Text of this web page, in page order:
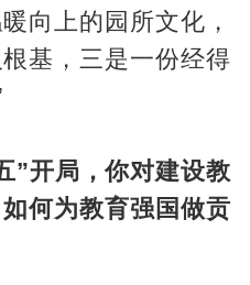
向上的园所文化，
基，三是一份经得
”开局，你对建设教
何为教育强国做贡